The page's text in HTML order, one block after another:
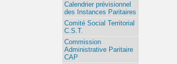
Calendrier prévisionnel
des Instances Paritaires
Comité Social Territorial
C.S.T.
Commission
Administrative Paritaire
CAP